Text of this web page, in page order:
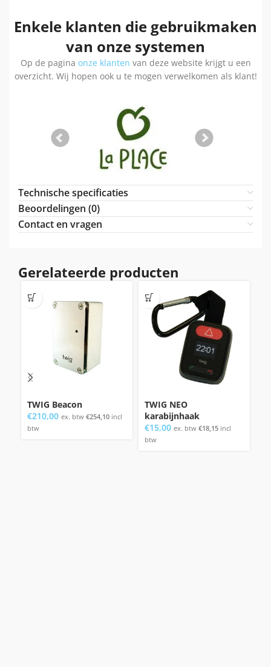
Enkele klanten die gebruikmaken
van onze systemen
Op de pagina onze klanten van deze website krijgt u een
overzicht. Wij hopen ook u te mogen verwelkomen als klant!
Technische specificaties
Beoordelingen (0)
Contact en vragen
Gerelateerde producten
TWIG Beacon
€210,00 ex. btw €254,10 incl
btw
TWIG NEO
karabijnhaak
€15,00 ex. btw €18,15 incl
btw